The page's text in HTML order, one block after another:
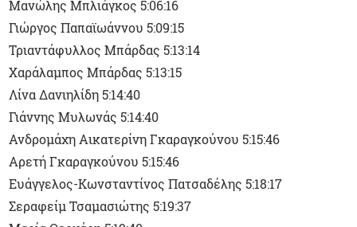
Μανώλης Μπλιάγκος 5:06:16
Γιώργος Παπαϊωάννου 5:09:15
Τριαντάφυλλος Μπάρδας 5:13:14
Χαράλαμπος Μπάρδας 5:13:15
Λίνα Δανιηλίδη 5:14:40
Γιάννης Μυλωνάς 5:14:40
Ανδρομάχη Αικατερίνη Γκαραγκούνου 5:15:46
Αρετή Γκαραγκούνου 5:15:46
Ευάγγελος-Κωνσταντίνος Πατσαδέλης 5:18:17
Σεραφείμ Τσαμασιώτης 5:19:37